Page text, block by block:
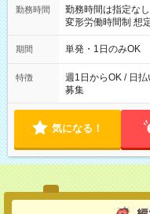
勤務時間
勤務時間は指定なし
変形労働時間制 想定労働時間
～21：00
期間 単発・1日のみOK
特徴
週1日からOK / 日
募集
気になる！